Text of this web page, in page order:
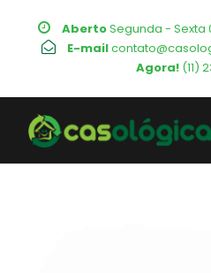
AbertoSegunda - Sexta
E-mail
Agora!(11)